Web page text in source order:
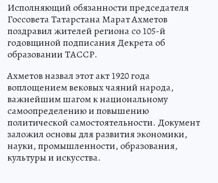
Исполняющий обязанности председателя
Госсовета Татарстана Марат Ахметов
поздравил жителей региона со 105-й
годовщиной подписания Декрета об
образовании ТАССР.
Ахметов назвал этот акт 1920 года
воплощением вековых чаяний народа,
важнейшим шагом к национальному
самоопределению и повышению
политической самостоятельности. Документ
заложил основы для развития экономики,
науки, промышленности, образования,
культуры и искусства.